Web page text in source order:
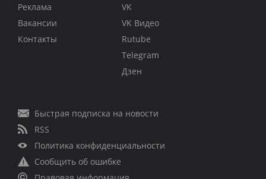
Реклама
Вакансии
Контакты
VK
VK Видео
Rutube
Telegram
Дзен
Быстрая подписка на новости
RSS
Политика конфиденциальности
Сообщить об ошибке